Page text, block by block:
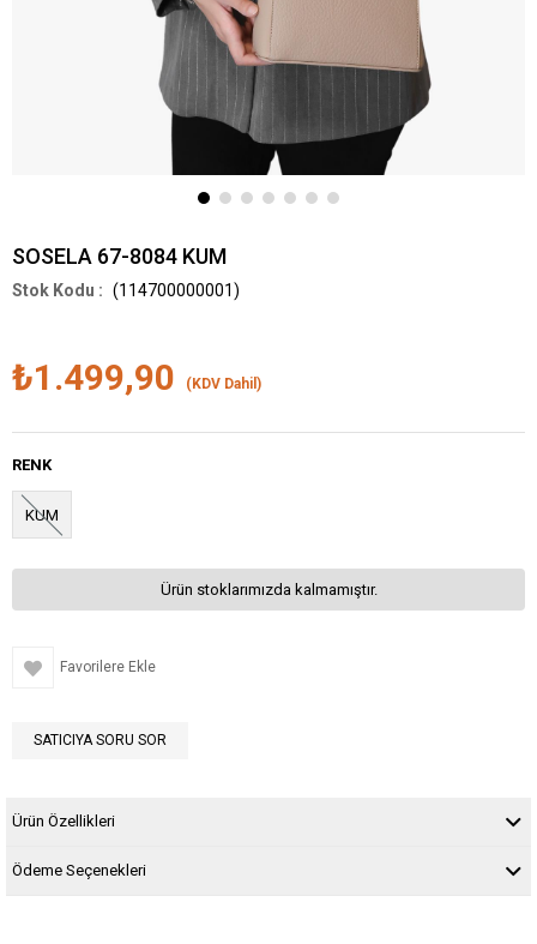
SOSELA 67-8084 KUM
(114700000001)
₺1.499,90 (KDV Dahil)
RENK
KUM
Ürün stoklarımızda kalmamıştır.
Favorilere Ekle
SATICIYA SORU SOR
Ürün Özellikleri
Ödeme Seçenekleri